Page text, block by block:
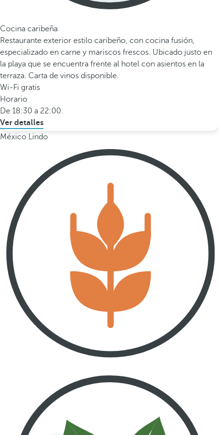
Cocina caribeña
Restaurante exterior estilo caribeño, con cocina fusión,
especializado en carne y mariscos frescos. Ubicado justo en
la playa que se encuentra frente al hotel con asientos en la
terraza. Carta de vinos disponible.
Wi-Fi gratis
Horario
De 18:30 a 22:00.
Ver detalles
México Lindo